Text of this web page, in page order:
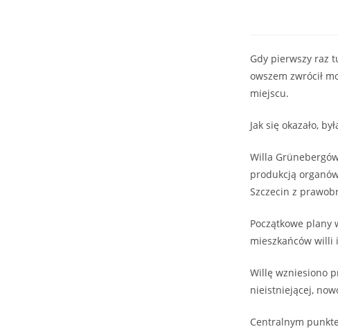
Gdy pierwszy raz
owszem zwrócił
miejscu.
Jak się okazało,
Willa
produkcją
Szczecin z
Początkowe
mieszkańców willi
Willę wzniesiono
nieistniejącej,
Centralnym